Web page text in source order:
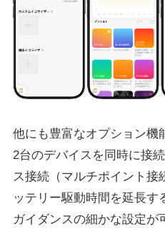
他にも豊富なオプション機
2台のデバイスを同時に接
ス接続（マルチポイント接
ッテリー駆動時間を延長
ガイダンスの細かな設定が